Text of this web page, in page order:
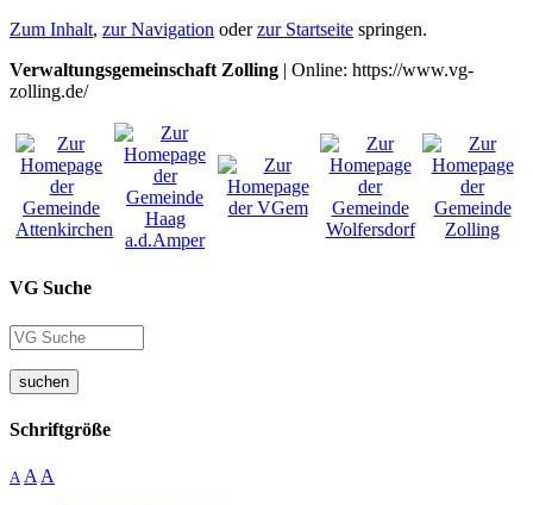
Zum Inhalt, zur Navigation oderzur Startseite springen.
Verwaltungsgemeinschaft Zolling | Online: https://www.vg-
zolling.de/
VG Suche
suchen
Schriftgröße
A A A